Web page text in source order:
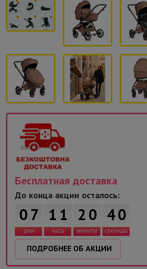
Бесплатная доставка
До конца акции осталось:
0 7
ДНИ
1 1
ЧАСЫ
2 0
МИНУТЫ
39
СЕКУНДЫ
ПОДРОБНЕЕ ОБ АКЦИИ